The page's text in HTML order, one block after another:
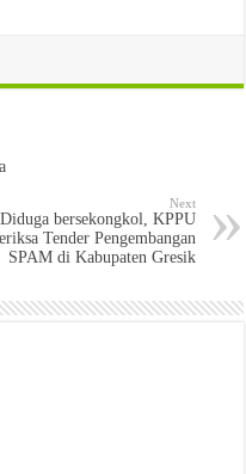
Next
Diduga bersekongkol, KPPU
Tender Pengembangan
SPAM di Kabupaten Gresik